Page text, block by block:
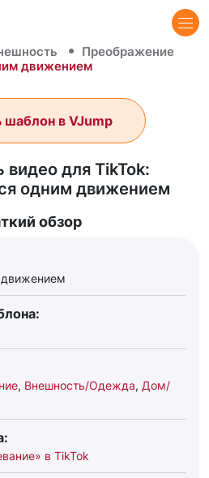
Преображение
движением
видео для TikTok:
одним движением
в VJump
обзор
, Внешность/Одежда, Дом/
в TikTok